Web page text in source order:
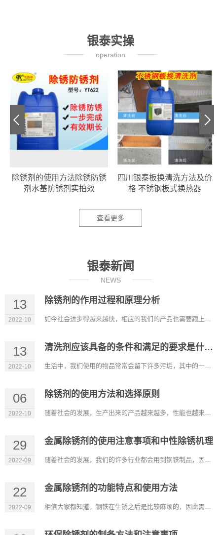
银泰实操
operation
除锈剂的使用方法除锈防锈
剂水基防锈剂实拍效
四川银泰板换清洗方法及价
格 不锈钢板式换热器
查看更多
银泰新闻
NEWS
13
2022-10
除锈剂的作用过程和原理分析
如今社会进步得越来越快，相应的我们的产品也需要跟上进步的步伐。除锈剂的出现帮助我们解决了大多数钢铁制品生锈...
13
2022-10
清洗剂应该具备的条件和满足的要求是什么？
生活中，我们使用的物品常常会留下许多污垢，其中的一些污垢靠简单的清洗是洗不掉的。因此需要使用专门的清洗剂才...
06
2022-10
除锈剂的使用方法和选择原则
随着社会的发展，生产出来的产品越来越多，性能也越来越好，可以满足我们的不同需求。在很多行业除锈剂也是比较常...
29
2022-09
金属除锈剂的使用注意事项和中性除锈机理
随着社会的发展，我们的许多行业都会用到钢铁制品，因此除锈剂也广泛应用这些行业，它比较适用于机械设备、五金工...
22
2022-09
金属除锈剂的功能特点和使用方法
相信大家都知道，钢铁在生锈之后是比较麻烦的，因此需要有除锈的产品，金属除锈剂是可以在裸露的金属表面形成持久...